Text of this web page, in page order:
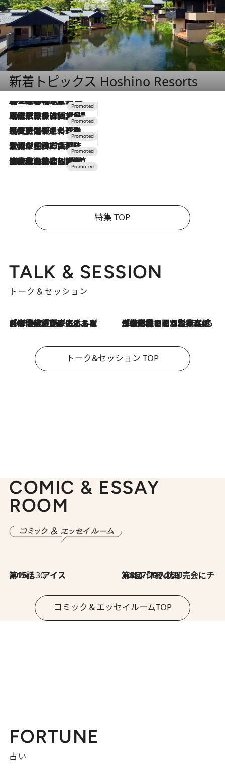
新着トピックス Hoshino Resorts
2026.8.7
【トンボの足水浴】ヒノキの香りに包まれて涼感マックス！約13℃の湧水かけ流しを避暑地「星野温泉 トンボの湯」で体験
2026.7.31
【ホテル帰省】という選択肢をOMOが提案。家族とほどよい距離を保つには「昼は実家、夜は気兼ねなくホテルで！」
2026.7.24
【夏限定ディナーコース】旬を迎える稚鮎や花ズッキーニなどをイタリア・トスカーナの郷土料理の手法で満喫！
2026.7.17
「土佐和ハーブかき氷」がOMO7高知に登場！生姜、山椒、大葉など目にも舌にも涼を呼ぶ郷土の味
2026.7.10
NEW OPEN！【界 草津】名湯の地に誕生。趣の異なる2種の温泉と上州ならではの会席・蕎麦割烹など美食を味わう究極の癒やし旅
特集 TOP
TALK & SESSION
トーク＆セッション
2026.8.3
「今後値上げがあるとすれば…」「リスクがあるのは今年の冬」エネルギー専門家が語る、ホルムズ海峡封鎖が家庭にもたらす“ある心配” 2026.8.3
「住宅建てられない…」「サーチャージ料の高値が続いている」ホルムズ海峡封鎖による影響はいつまで続く？《エネルギー専門家に聞く“どうなる日本の暮らし”》
トーク&セッション TOP
COMIC & ESSAY
ROOM
2026.7.30
第15話 アイス 2026.7.30
第8回「同人誌即売会にチャレンジ その2」
コミック＆エッセイルームTOP
FORTUNE
占い